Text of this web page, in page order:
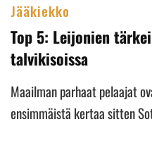
Jääkiekko
Top 5: Leijonien
talvikisoissa
Maailman parhaat pelaajat
ensimmäistä kertaa sitten